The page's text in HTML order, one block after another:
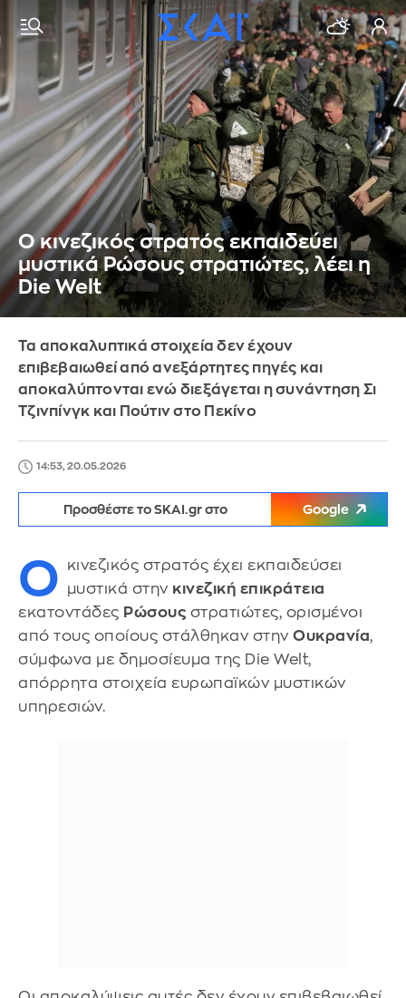
Ο κινεζικός στρατός εκπαιδεύει
μυστικά Ρώσους στρατιώτες, λέει η
Die Welt
Τα αποκαλυπτικά στοιχεία δεν έχουν
επιβεβαιωθεί από ανεξάρτητες πηγές και
αποκαλύπτονται ενώ διεξάγεται η συνάντηση Σι
Τζινπίνγκ και Πούτιν στο Πεκίνο
14:53, 20.05.2026
Προσθέστε το SKAI.gr στο Google
Ο
κινεζικός στρατός έχει εκπαιδεύσει
μυστικά στην κινεζική επικράτεια
εκατοντάδες Ρώσους στρατιώτες, ορισμένοι
από τους οποίους στάλθηκαν στην Ουκρανία,
σύμφωνα με δημοσίευμα της Die Welt,
απόρρητα στοιχεία ευρωπαϊκών μυστικών
υπηρεσιών.